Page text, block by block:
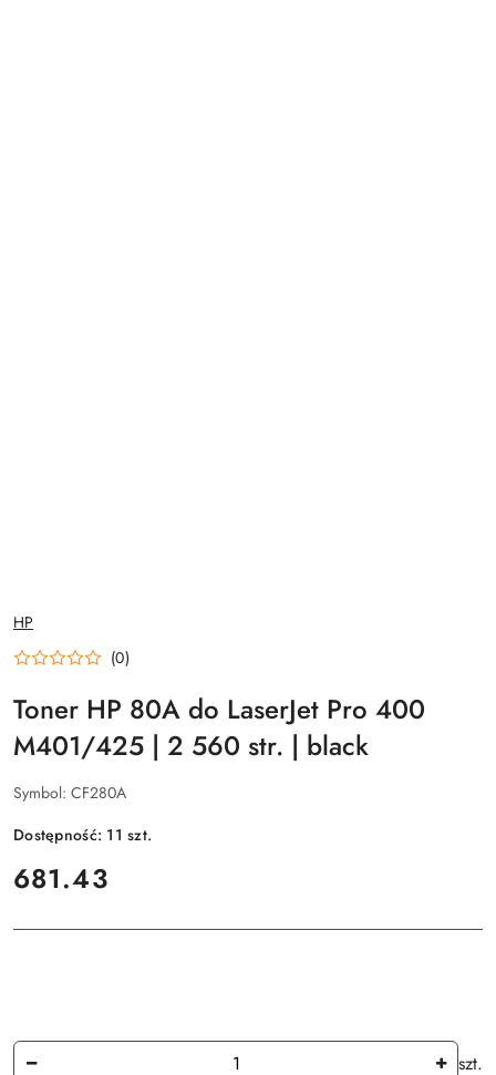
NAZWA
PRODUCENTA:
HP
(0)
Toner HP 80A do LaserJet Pro 400
M401/425 | 2 560 str. | black
Symbol: CF280A
Dostępność: 11szt.
cena:
681.43
Ilość
szt.